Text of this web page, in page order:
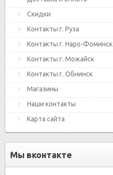
Скидки
Контакты г. Руза
Контакты г. Наро-Фоминск
Контакты г. Можайск
Контакты г. Обнинск
Магазины
Наши контакты
Карта сайта
Мы вконтакте